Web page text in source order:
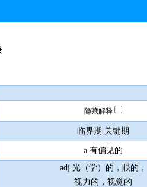
隐藏解释
临界期 关键期
a.有偏见的
adj.光（学）的，眼的，
视力的，视觉的